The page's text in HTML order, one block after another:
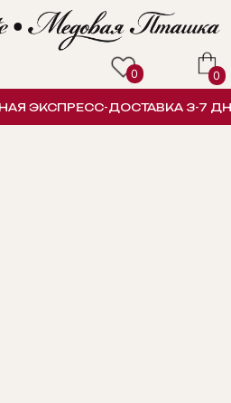
ЭКСПРЕСС-ДОСТАВКА 3-7